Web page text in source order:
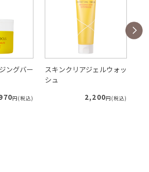
ングバー
円(税込)
スキンクリアジェルウォッ
シュ
2,200円(税込)